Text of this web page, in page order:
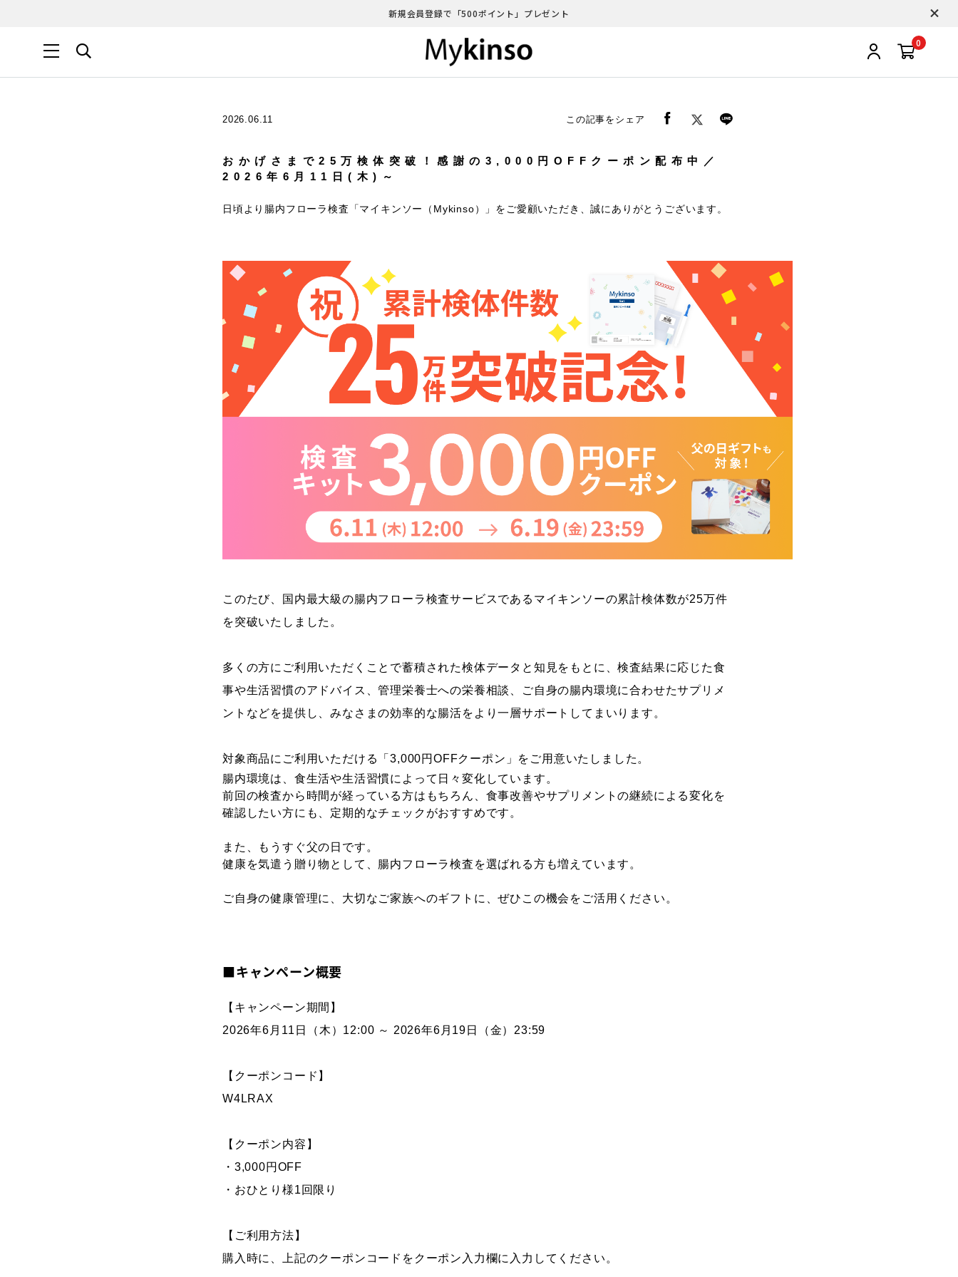
新規会員登録で「500ポイント」プレゼント
0
2026.06.11 この記事をシェア
おかげさまで25万検体突破！感謝の3,000円OFFクーポン配布中／
2026年6月11日(木)～
日頃より腸内フローラ検査「マイキンソー（Mykinso）」をご愛顧いただき、誠にありがとうございます。
このたび、国内最大級の腸内フローラ検査サービスであるマイキンソーの累計検体数が25万件
を突破いたしました。
多くの方にご利用いただくことで蓄積された検体データと知見をもとに、検査結果に応じた食
事や生活習慣のアドバイス、管理栄養士への栄養相談、ご自身の腸内環境に合わせたサプリメ
ントなどを提供し、みなさまの効率的な腸活をより一層サポートしてまいります。
対象商品にご利用いただける「3,000円OFFクーポン」をご用意いたしました。
腸内環境は、食生活や生活習慣によって日々変化しています。
前回の検査から時間が経っている方はもちろん、食事改善やサプリメントの継続による変化を
確認したい方にも、定期的なチェックがおすすめです。
また、もうすぐ父の日です。
健康を気遣う贈り物として、腸内フローラ検査を選ばれる方も増えています。
ご自身の健康管理に、大切なご家族へのギフトに、ぜひこの機会をご活用ください。
■キャンペーン概要
【キャンペーン期間】
2026年6月11日（木）12:00 ～ 2026年6月19日（金）23:59
【クーポンコード】
W4LRAX
【クーポン内容】
・3,000円OFF
・おひとり様1回限り
【ご利用方法】
購入時に、上記のクーポンコードをクーポン入力欄に入力してください。